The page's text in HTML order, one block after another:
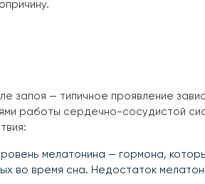
запоя — типичное проявление
работы сердечно-сосудистой
мелатонина — гормона,
во время сна. Недостаток